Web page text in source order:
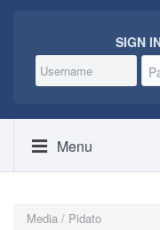
SIGN
Menu
Media / Pidato